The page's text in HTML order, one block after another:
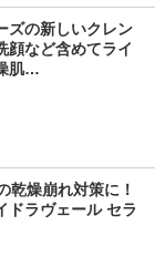
ズの新しいクレン
顔など含めてライ
肌…
乾燥崩れ対策に！
ドラヴェール セラ